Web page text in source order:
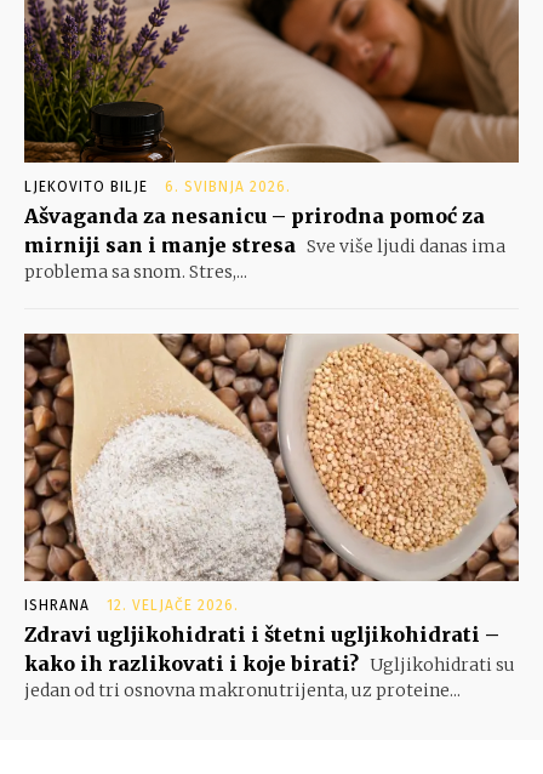
LJEKOVITO BILJE 6. SVIBNJA 2026.
Ašvaganda za nesanicu – prirodna pomoć za
mirniji san i manje stresa Sve više ljudi danas ima
problema sa snom. Stres,...
ISHRANA 12. VELJAČE 2026.
Zdravi ugljikohidrati i štetni ugljikohidrati –
kako ih razlikovati i koje birati? Ugljikohidrati su
jedan od tri osnovna makronutrijenta, uz proteine...